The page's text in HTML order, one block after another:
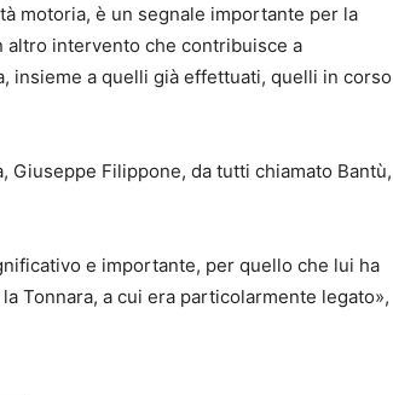
motoria, è un segnale importante per la
altro intervento che contribuisce a
insieme a quelli già effettuati, quelli in corso
Giuseppe Filippone, da tutti chiamato Bantù,
e importante, per quello che lui ha
Tonnara, a cui era particolarmente legato»,